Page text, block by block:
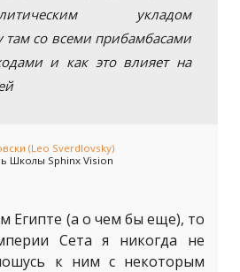
укладом
там со всеми прибамбасами
и как это влияет на
(Leo Sverdlovsky)
Школы Sphinx Vision
Египте (а о чем бы еще), то
Сета я никогда не
к ним с некоторым